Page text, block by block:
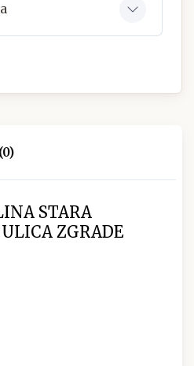
STARA
ZGRADE